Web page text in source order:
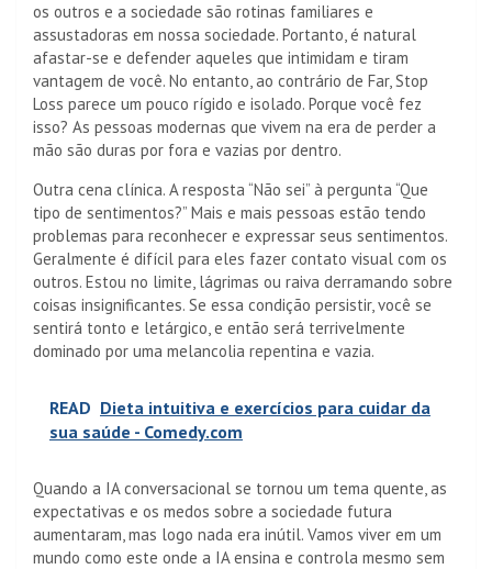
os outros e a sociedade são rotinas familiares e
assustadoras em nossa sociedade. Portanto, é natural
afastar-se e defender aqueles que intimidam e tiram
vantagem de você. No entanto, ao contrário de Far, Stop
Loss parece um pouco rígido e isolado. Porque você fez
isso? As pessoas modernas que vivem na era de perder a
mão são duras por fora e vazias por dentro.
Outra cena clínica. A resposta “Não sei” à pergunta “Que
tipo de sentimentos?” Mais e mais pessoas estão tendo
problemas para reconhecer e expressar seus sentimentos.
Geralmente é difícil para eles fazer contato visual com os
outros. Estou no limite, lágrimas ou raiva derramando sobre
coisas insignificantes. Se essa condição persistir, você se
sentirá tonto e letárgico, e então será terrivelmente
dominado por uma melancolia repentina e vazia.
READ Dieta intuitiva e exercícios para cuidar da
sua saúde - Comedy.com
Quando a IA conversacional se tornou um tema quente, as
expectativas e os medos sobre a sociedade futura
aumentaram, mas logo nada era inútil. Vamos viver em um
mundo como este onde a IA ensina e controla mesmo sem